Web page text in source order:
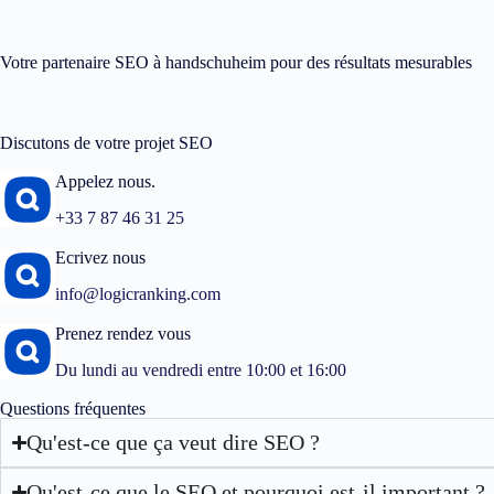
Votre partenaire SEO à handschuheim pour des résultats mesurables
Discutons de votre projet SEO
Appelez nous.
+33 7 87 46 31 25
Ecrivez nous
info@logicranking.com
Prenez rendez vous
Du lundi au vendredi entre 10:00 et 16:00
Questions fréquentes
Qu'est-ce que ça veut dire SEO ?